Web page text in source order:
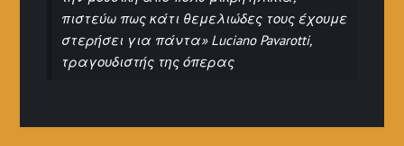
πιστεύω πως κάτι θεμελιώδες τους έχουμε
στερήσει για πάντα» Luciano Pavarotti,
τραγουδιστής της όπερας